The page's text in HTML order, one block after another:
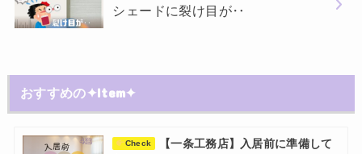
シェードに裂け目が‥
おすすめの✦Item✦
Check
【一条工務店】入居前に準備して